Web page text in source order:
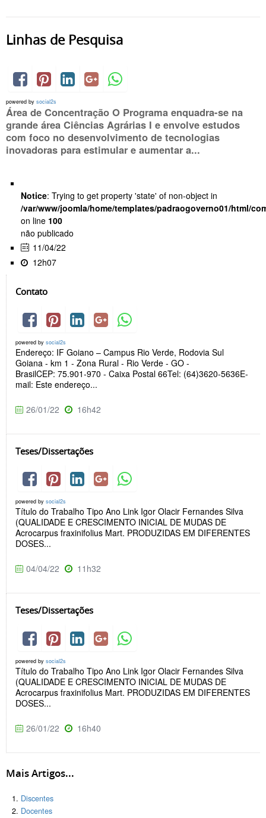
Linhas de Pesquisa
powered by social2s
Área de Concentração O Programa enquadra-se na
grande área Ciências Agrárias I e envolve estudos
com foco no desenvolvimento de tecnologias
inovadoras para estimular e aumentar a...
Notice: Trying to get property 'state' of non-object in
/var/www/joomla/home/templates/padraogoverno01/html/
on line 100
não publicado
11/04/22
12h07
Contato
powered by social2s
Endereço: IF Goiano – Campus Rio Verde, Rodovia Sul
Goiana - km 1 - Zona Rural - Rio Verde - GO -
BrasilCEP: 75.901-970 - Caixa Postal 66Tel: (64)3620-5636E-
mail: Este endereço...
26/01/22 16h42
Teses/Dissertações
powered by social2s
Título do Trabalho Tipo Ano Link Igor Olacir Fernandes Silva
(QUALIDADE E CRESCIMENTO INICIAL DE MUDAS DE
Acrocarpus fraxinifolius Mart. PRODUZIDAS EM DIFERENTES
DOSES...
04/04/22 11h32
Teses/Dissertações
powered by social2s
Título do Trabalho Tipo Ano Link Igor Olacir Fernandes Silva
(QUALIDADE E CRESCIMENTO INICIAL DE MUDAS DE
Acrocarpus fraxinifolius Mart. PRODUZIDAS EM DIFERENTES
DOSES...
26/01/22 16h40
Mais Artigos...
Discentes
Docentes